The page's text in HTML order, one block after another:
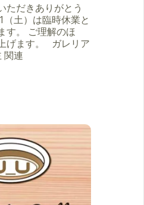
ただきありがとう
土）は臨時休業と
す。 ご理解のほ
げます。 ガレリア
関連